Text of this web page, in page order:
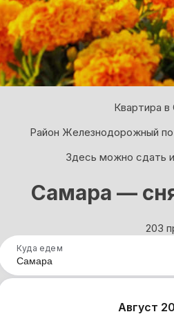
Квартира
Район Железнодорожный
Здесь можно сдать
Самара —
203
Куда едем
Август